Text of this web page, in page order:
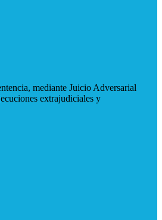
mediante Juicio Adversarial
extrajudiciales y